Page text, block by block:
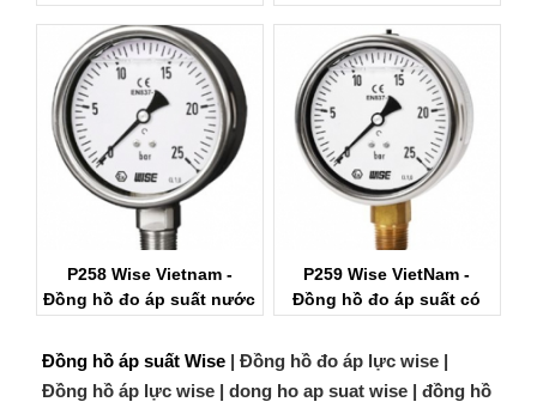
P258 Wise Vietnam -
Đồng hồ đo áp suất nước
P259 Wise VietNam -
Đồng hồ đo áp suất có
Đồng hồ áp suất Wise | Đồng hồ đo áp lực wise |
Đồng hồ áp lực wise | dong ho ap suat wise | đồng hồ